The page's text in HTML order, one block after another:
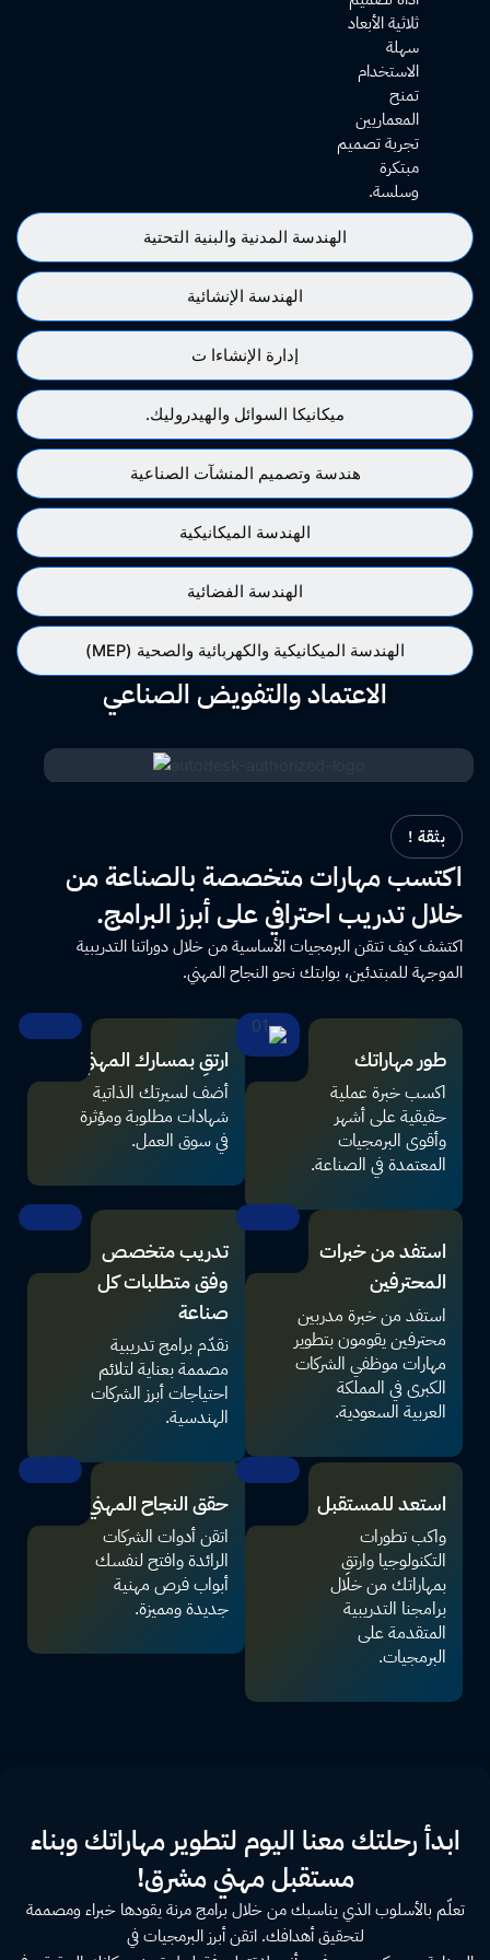
الهندسة المدنية والبنية التحتية
الهندسة الإنشائية
إدارة الإنشاءا ت
ميكانيكا السوائل والهيدروليك.
هندسة وتصميم المنشآت الصناعية
الهندسة الميكانيكية
الهندسة الفضائية
الهندسة الميكانيكية والكهربائية والصحية (MEP)
ثلاثية الأبعاد
سهلة
الاستخدام
تمنح
المعماريين
تجربة تصميم
مبتكرة
وسلسة.
الاعتماد والتفويض الصناعي
بثقة !
اكتسب مهارات متخصصة بالصناعة من
خلال تدريب احترافي على أبرز البرامج.
اكتشف كيف تتقن البرمجيات الأساسية من خلال دوراتنا التدريبية
الموجهة للمبتدئين، بوابتك نحو النجاح المهني.
طور مهاراتك
اكسب خبرة عملية
حقيقية على أشهر
وأقوى البرمجيات
المعتمدة في الصناعة.
ارتقِ بمسارك المهني
أضف لسيرتك الذاتية
شهادات مطلوبة ومؤثرة
في سوق العمل.
استفد من خبرات
المحترفين
استفد من خبرة مدربين
محترفين يقومون بتطوير
مهارات موظفي الشركات
الكبرى في المملكة
العربية السعودية.
تدريب متخصص
وفق متطلبات كل
صناعة
نقدّم برامج تدريبية
مصممة بعناية لتلائم
احتياجات أبرز الشركات
الهندسية.
استعد للمستقبل
واكب تطورات
التكنولوجيا وارتقِ
بمهاراتك من خلال
برامجنا التدريبية
المتقدمة على
البرمجيات.
حقق النجاح المهني
اتقن أدوات الشركات
الرائدة وافتح لنفسك
أبواب فرص مهنية
جديدة ومميزة.
ابدأ رحلتك معنا اليوم لتطوير مهاراتك وبناء
مستقبل مهني مشرق!
تعلّم بالأسلوب الذي يناسبك من خلال برامج مرنة يقودها خبراء ومصممة
لتحقيق أهدافك. اتقن أبرز البرمجيات في